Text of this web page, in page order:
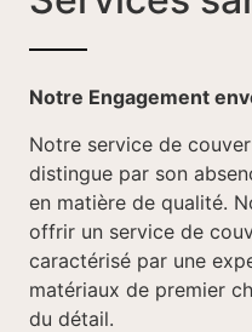
Notre Engagement
Notre service de
distingue par son
en matière de qualité.
offrir un service de
caractérisé par une
matériaux de premier
du détail.